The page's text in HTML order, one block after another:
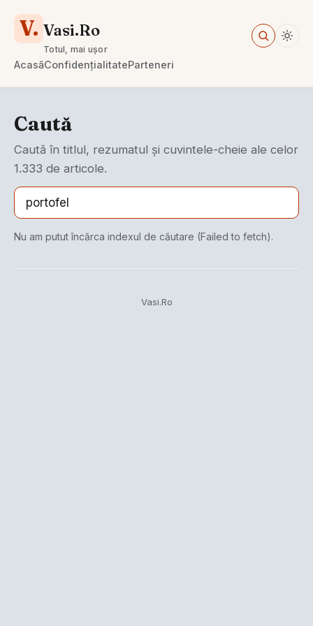
V. Vasi.Ro
Totul, mai ușor
AcasăConfidențialitateParteneri
Caută
Caută în titlul, rezumatul și cuvintele-cheie ale celor
1.333 de articole.
Nu am putut încărca indexul de căutare (Failed to fetch).
Vasi.Ro